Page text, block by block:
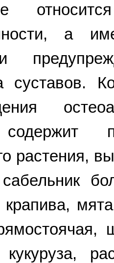
а
суставов.
содержит
растения,
крапива,
кукуруза,